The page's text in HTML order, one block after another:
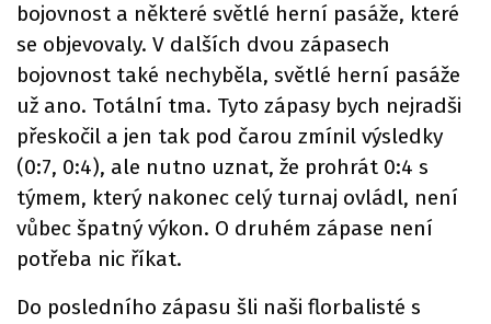
bojovnost a některé světlé herní pasáže, které
se objevovaly. V dalších dvou zápasech
bojovnost také nechyběla, světlé herní pasáže
už ano. Totální tma. Tyto zápasy bych nejradši
přeskočil a jen tak pod čarou zmínil výsledky
(0:7, 0:4), ale nutno uznat, že prohrát 0:4 s
týmem, který nakonec celý turnaj ovládl, není
vůbec špatný výkon. O druhém zápase není
potřeba nic říkat.
Do posledního zápasu šli naši florbalisté s